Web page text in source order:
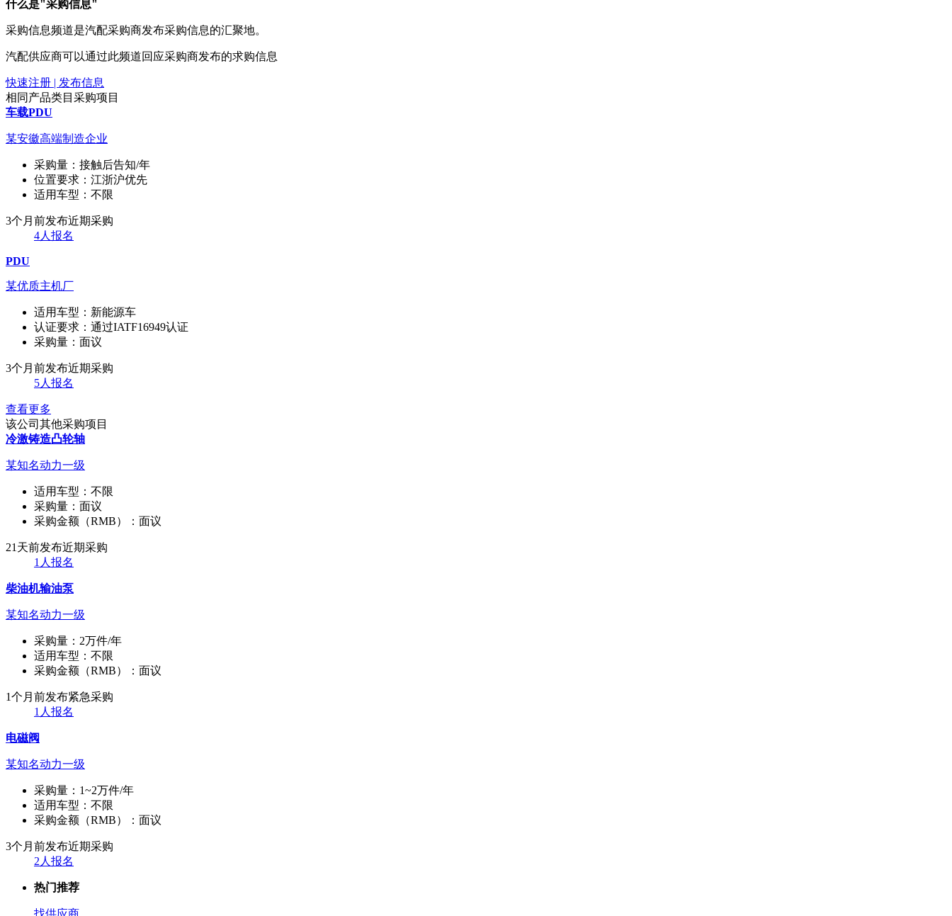
什么是"采购信息"
采购信息频道是汽配采购商发布采购信息的汇聚地。
汽配供应商可以通过此频道回应采购商发布的求购信息
快速注册 | 发布信息
相同产品类目采购项目
车载PDU
某安徽高端制造企业
采购量： 接触后告知/年
位置要求： 江浙沪优先
适用车型： 不限
3个月前发布近期采购
4人报名
PDU
某优质主机厂
适用车型： 新能源车
认证要求： 通过IATF16949认证
采购量： 面议
3个月前发布近期采购
5人报名
查看更多
该公司其他采购项目
冷激铸造凸轮轴
某知名动力一级
适用车型： 不限
采购量： 面议
采购金额（RMB）： 面议
21天前发布近期采购
1人报名
柴油机输油泵
某知名动力一级
采购量： 2万件/年
适用车型： 不限
采购金额（RMB）： 面议
1个月前发布紧急采购
1人报名
电磁阀
某知名动力一级
采购量： 1~2万件/年
适用车型： 不限
采购金额（RMB）： 面议
3个月前发布近期采购
2人报名
热门推荐
找供应商